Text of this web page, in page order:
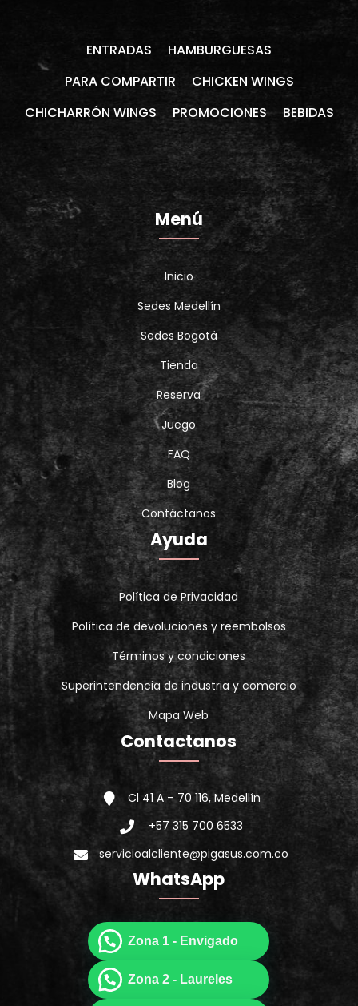
ENTRADAS
HAMBURGUESAS
PARA COMPARTIR
CHICKEN WINGS
CHICHARRÓN WINGS
PROMOCIONES BEBIDAS
Menú
Inicio
Sedes Medellín
Sedes Bogotá
Tienda
Reserva
Juego
FAQ
Blog
Contáctanos
Ayuda
Política de Privacidad
Política de devoluciones y reembolsos
Términos y condiciones
Superintendencia de industria y comercio
Mapa Web
Contactanos
Cl 41 A – 70 116, Medellín
+57 315 700 6533
servicioalcliente@pigasus.com.co
WhatsApp
Zona 1 - Envigado
Zona 2 - Laureles